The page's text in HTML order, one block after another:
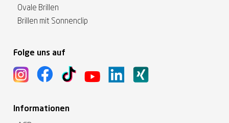
Ovale Brillen
Brillen mit Sonnenclip
Folge uns auf
Informationen